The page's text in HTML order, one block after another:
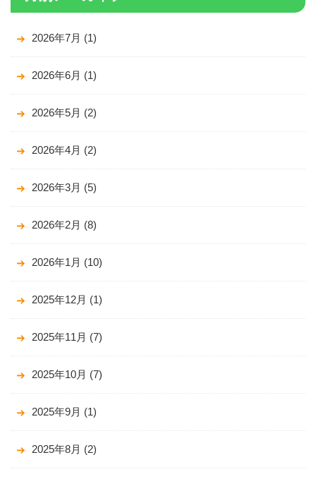
2026年7月 (1)
2026年6月 (1)
2026年5月 (2)
2026年4月 (2)
2026年3月 (5)
2026年2月 (8)
2026年1月 (10)
2025年12月 (1)
2025年11月 (7)
2025年10月 (7)
2025年9月 (1)
2025年8月 (2)